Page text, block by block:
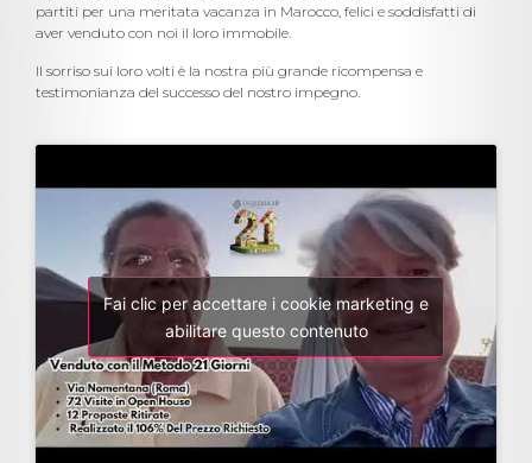
partiti per una meritata vacanza in Marocco, felici e soddisfatti di
aver venduto con noi il loro immobile.
Il sorriso sui loro volti è la nostra più grande ricompensa e
testimonianza del successo del nostro impegno.
Fai clic per accettare i cookie marketing e
abilitare questo contenuto